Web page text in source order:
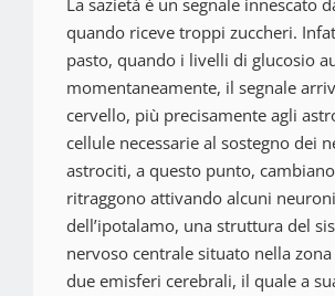
La sazietà è un segnale innescato
quando riceve troppi zuccheri.
pasto, quando i livelli di glucosio
momentaneamente, il segnale
cervello, più precisamente agli
cellule necessarie al sostegno dei
astrociti, a questo punto,
ritraggono attivando alcuni
dell’ipotalamo, una struttura del
nervoso centrale situato nella
due emisferi cerebrali, il quale a